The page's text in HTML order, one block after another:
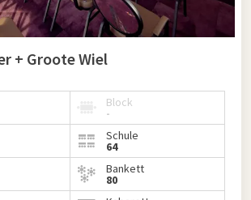
+ Groote Wiel
Block
-
Schule
64
Bankett
80